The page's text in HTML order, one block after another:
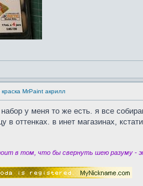
краска MrPaint акрилл
у меня то же есть. я все
в оттенках. в инет магазинах,
в том, что бы свернуть шею разуму -